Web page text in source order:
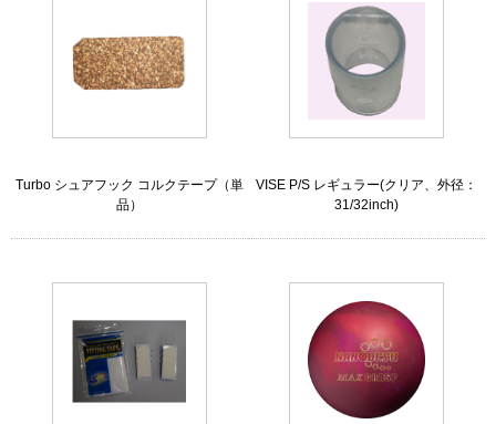
Turbo シュアフック コルクテープ（単
品）
VISE P/S レギュラー(クリア、外径：
31/32inch)